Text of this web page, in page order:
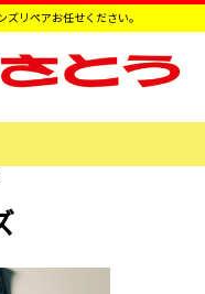
リペアお任せください。